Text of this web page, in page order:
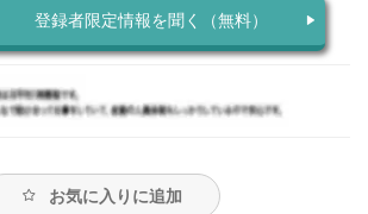
登録者限定情報を聞く（無料）
お気に入りに追加